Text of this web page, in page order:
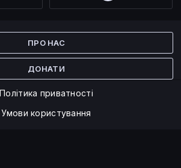
ПРО НАС
ДОНАТИ
Політика приватності
Умови користування